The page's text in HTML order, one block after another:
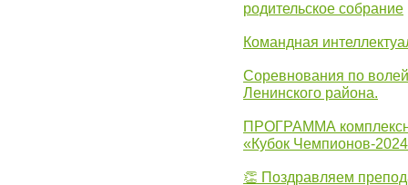
родительское собрание
Командная
Соревнования по
Ленинского района.
ПРОГРАММА
«Кубок Чемпионов-
👏 Поздравляем